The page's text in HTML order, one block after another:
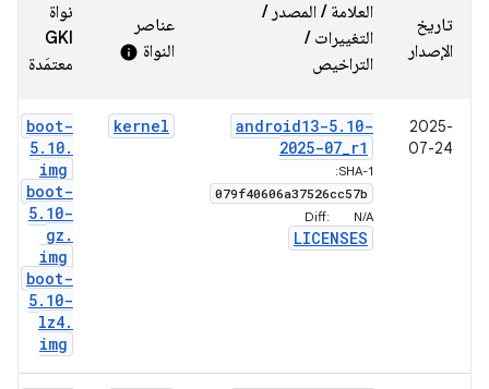
تاريخ
الإصدار
العلامة / المصدر /
التغييرات /
التراخيص
عناصر
النواة info
نواة
GKI
معتمَدة
2025-
07-24
android13-5. 10-
2025-07_r1
SHA-1:
079f40606a37526cc57b
Diff: N/A
LICENSES
kernel
boot-
5. 10.
img
boot-
5. 10-
gz .
img
boot-
5. 10-
lz4.
img